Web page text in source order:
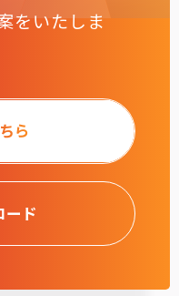
をいたしま
ら
ード